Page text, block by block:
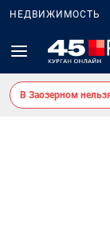
НЕДВИЖИМОСТЬ
В Заозерном